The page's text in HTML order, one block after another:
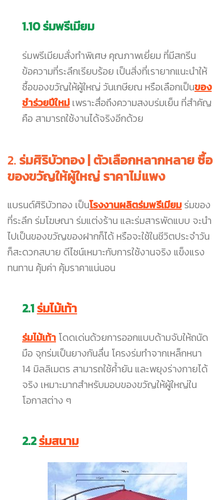
1.10ร่มพรีเมียม
ร่มพรีเมียมสั่งทำพิเศษ คุณภาพเยี่ยม ที่มีสกรีน
ข้อความที่ระลึกเรียบร้อย เป็นสิ่งที่เรายากแนะนำให้
ซื้อของขวัญให้ผู้ใหญ่ วันเกษียณ หรือเลือกเป็นของ
ชำร่วยปีใหม่ เพราะสื่อถึงความสงบร่มเย็น ที่สำคัญ
คือ สามารถใช้งานได้จริงอีกด้วย
2. ร่มศิริบัวทอง | ตัวเลือกหลากหลาย ซื้อ
ของขวัญให้ผู้ใหญ่ ราคาไม่แพง
แบรนด์ศิริบัวทอง เป็นโรงงานผลิตร่มพรีเมียม ร่มของ
ที่ระลึก ร่มโฆษณา ร่มแต่งร้าน และร่มสารพัดแบบ จะนำ
ไปเป็นของขวัญของฝากก็ได้ หรือจะใช้ในชีวิตประจำวัน
ก็สะดวกสบาย ดีไซน์เหมาะกับการใช้งานจริง แข็งแรง
ทนทาน คุ้มค่า คุ้มราคาแน่นอน
2.1ร่มไม้เท้า
ร่มไม้เท้า โดดเด่นด้วยการออกแบบด้ามจับให้ถนัด
มือ จุกร่มเป็นยางกันลื่น โครงร่มทำจากเหล็กหนา
14 มิลลิเมตร สามารถใช้ค้ำยัน และพยุงร่างกายได้
จริง เหมาะมากสำหรับมอบของขวัญให้ผู้ใหญ่ใน
โอกาสต่าง ๆ
2.2ร่มสนาม